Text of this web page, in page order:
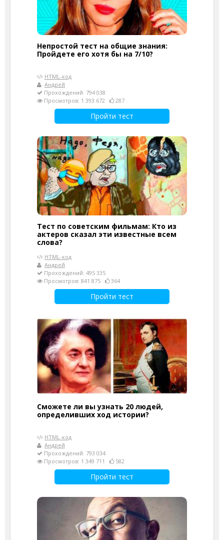
Непростой тест на общие знания:
Пройдете его хотя бы на 7/10?
HTML-код
Андрей
Прохождений: 794 038
Просмотров: 1 393 672
287
Пройти тест
Тест по советским фильмам: Кто из
актеров сказал эти известные всем
слова?
HTML-код
Андрей
Прохождений: 495 335
Просмотров: 841 875
364
Пройти тест
Сможете ли вы узнать 20 людей,
определивших ход истории?
HTML-код
Андрей
Прохождений: 793 034
Просмотров: 1 349 711
582
Пройти тест